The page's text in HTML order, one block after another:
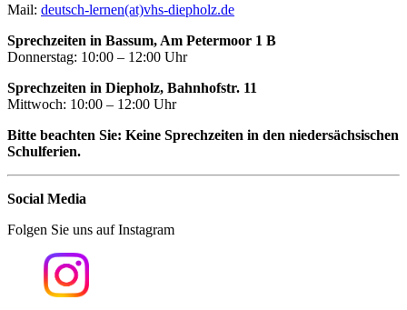
Mail: deutsch-lernen(at)vhs-diepholz.de
Sprechzeiten in Bassum, Am Petermoor 1 B
Donnerstag: 10:00 – 12:00 Uhr
Sprechzeiten in Diepholz, Bahnhofstr. 11
Mittwoch: 10:00 – 12:00 Uhr
Bitte beachten Sie: Keine Sprechzeiten in den niedersächsischen
Schulferien.
Social Media
Folgen Sie uns auf Instagram